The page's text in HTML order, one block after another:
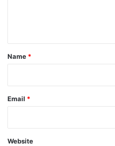
*
Name *
Email *
Website